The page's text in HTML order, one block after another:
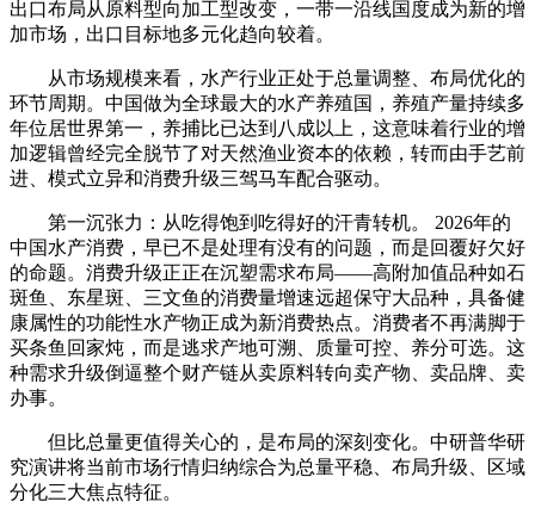
出口布局从原料型向加工型改变，一带一沿线国度成为新的增
加市场，出口目标地多元化趋向较着。
从市场规模来看，水产行业正处于总量调整、布局优化的
环节周期。中国做为全球最大的水产养殖国，养殖产量持续多
年位居世界第一，养捕比已达到八成以上，这意味着行业的增
加逻辑曾经完全脱节了对天然渔业资本的依赖，转而由手艺前
进、模式立异和消费升级三驾马车配合驱动。
第一沉张力：从吃得饱到吃得好的汗青转机。 2026年的
中国水产消费，早已不是处理有没有的问题，而是回覆好欠好
的命题。消费升级正正在沉塑需求布局——高附加值品种如石
斑鱼、东星斑、三文鱼的消费量增速远超保守大品种，具备健
康属性的功能性水产物正成为新消费热点。消费者不再满脚于
买条鱼回家炖，而是逃求产地可溯、质量可控、养分可选。这
种需求升级倒逼整个财产链从卖原料转向卖产物、卖品牌、卖
办事。
但比总量更值得关心的，是布局的深刻变化。中研普华研
究演讲将当前市场行情归纳综合为总量平稳、布局升级、区域
分化三大焦点特征。